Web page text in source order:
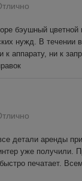
бэушный цветной
нужд. В течении
к аппарату, ни к
детали аренды
уже получили.
печатает.